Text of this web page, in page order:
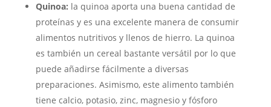
Quinoa: la quinoa aporta una buena cantidad de
proteínas y es una excelente manera de consumir
alimentos nutritivos y llenos de hierro. La quinoa
es también un cereal bastante versátil por lo que
puede añadirse fácilmente a diversas
preparaciones. Asimismo, este alimento también
tiene calcio, potasio, zinc, magnesio y fósforo